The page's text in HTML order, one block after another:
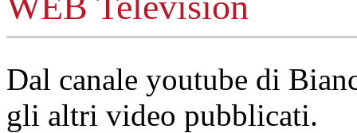
Dal canale youtube di
gli altri video pubblicati.